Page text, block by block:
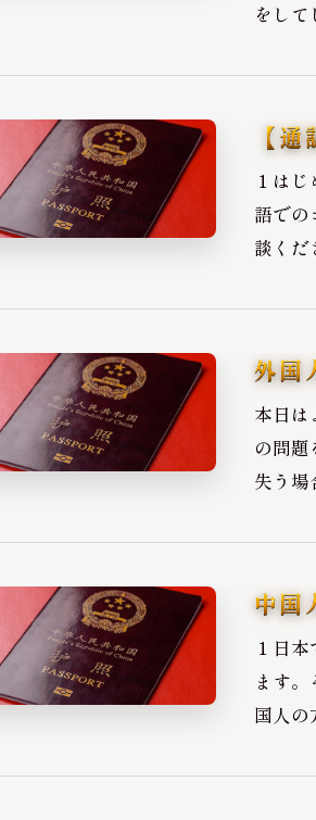
をし
【
１は
語で
談く
外国
本日
の問
失う
中国
１日
ます
国人